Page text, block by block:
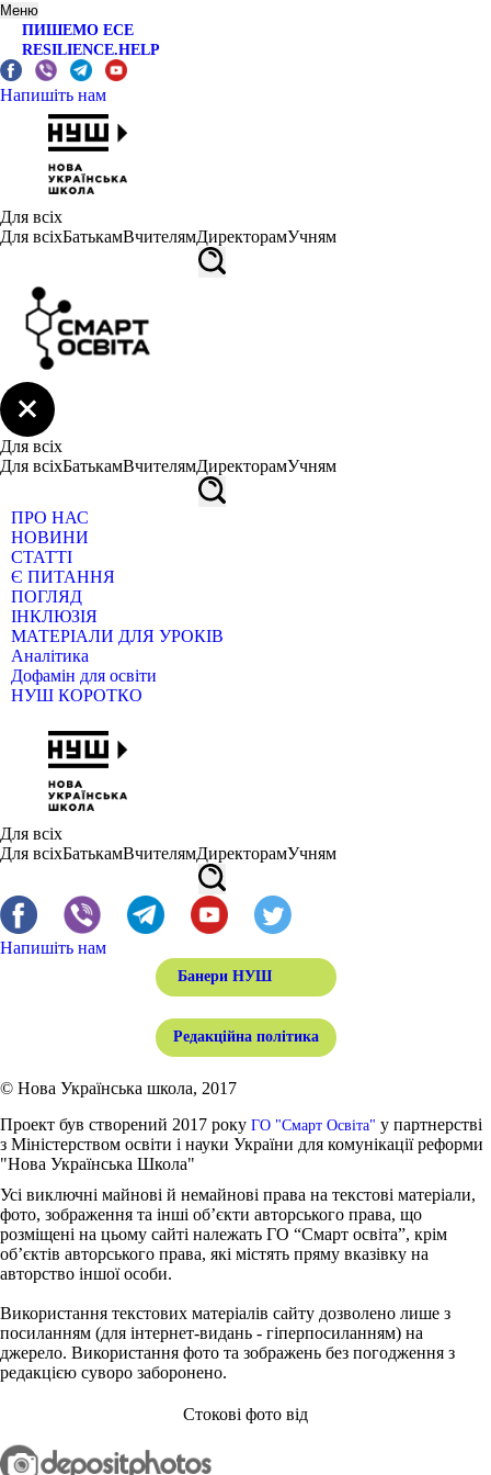
Меню
ПИШЕМО ЕСЕ
RESILIENCE.HELP
Напишіть нам
Для всіх
Для всіхБатькамВчителямДиректорамУчням
Для всіх
Для всіхБатькамВчителямДиректорамУчням
ПРО НАС
НОВИНИ
СТАТТІ
Є ПИТАННЯ
ПОГЛЯД
ІНКЛЮЗІЯ
МАТЕРІАЛИ ДЛЯ УРОКІВ
Аналітика
Дофамін для освіти
НУШ КОРОТКО
Для всіх
Для всіхБатькамВчителямДиректорамУчням
Напишіть нам
Банери НУШ
Редакційна політика
© Нова Українська школа, 2017
Проект був створений 2017 року ГО "Смарт Освіта" у партнерстві
з Міністерством освіти і науки України для комунікації реформи
"Нова Українська Школа"
Усі виключні майнові й немайнові права на текстові матеріали,
фото, зображення та інші об’єкти авторського права, що
розміщені на цьому сайті належать ГО “Смарт освіта”, крім
об’єктів авторського права, які містять пряму вказівку на
авторство іншої особи.
Використання текстових матеріалів сайту дозволено лише з
посиланням (для інтернет-видань - гіперпосиланням) на
джерело. Використання фото та зображень без погодження з
редакцією суворо заборонено.
Стокові фото від